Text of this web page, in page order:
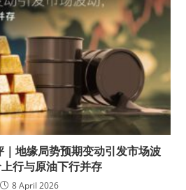
地缘局势预期变动引发市场波
行与原油下行并存
8 April 2026